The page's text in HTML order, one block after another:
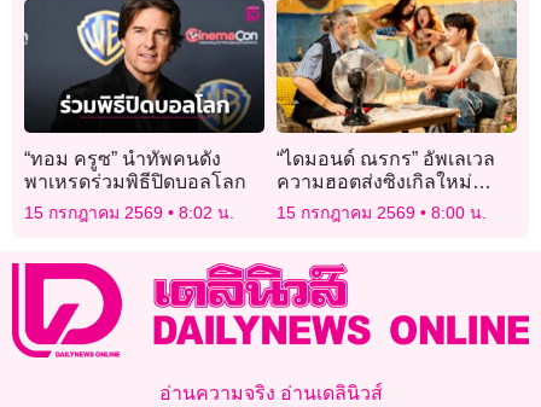
“ทอม ครูซ” นำทัพคนดัง
พาเหรดร่วมพิธีปิดบอลโลก
15 กรกฎาคม 2569 8:02 น.
“ไดมอนด์ ณรกร” อัพเลเวล
ความฮอตส่งซิงเกิลใหม่
เขย่าหัวใจแฟนๆ ในเพลง “Mi
15 กรกฎาคม 2569 8:00 น.
อ่านความจริง อ่านเดลินิวส์